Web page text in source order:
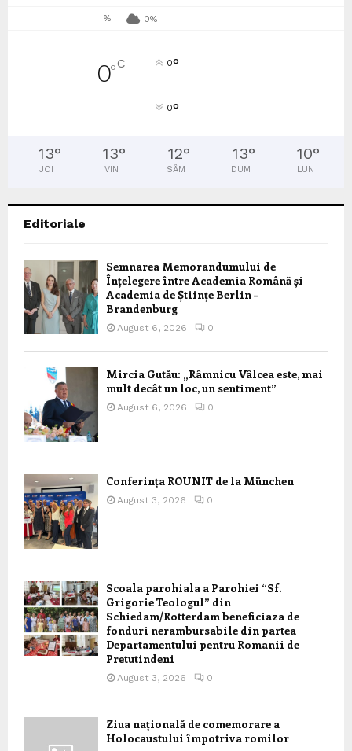
% 0%
0°C 0°
0°
13°
JOI
13°
VIN
12°
SÂM
13°
DUM
10°
LUN
Editoriale
Semnarea Memorandumului de
Înțelegere între Academia Română și
Academia de Științe Berlin –
Brandenburg
August 6, 2026 0
Mircia Gutău: „Râmnicu Vâlcea este, mai
mult decât un loc, un sentiment”
August 6, 2026 0
Conferința ROUNIT de la München
August 3, 2026 0
Scoala parohiala a Parohiei “Sf.
Grigorie Teologul” din
Schiedam/Rotterdam beneficiaza de
fonduri nerambursabile din partea
Departamentului pentru Romanii de
Pretutindeni
August 3, 2026 0
Ziua națională de comemorare a
Holocaustului împotriva romilor